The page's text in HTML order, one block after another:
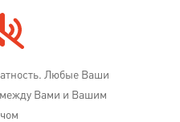
Любые Ваши
между Вами и Вашим